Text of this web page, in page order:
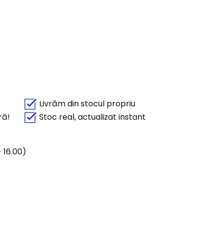
Livrăm din stocul propriu
Stoc real, actualizat instant